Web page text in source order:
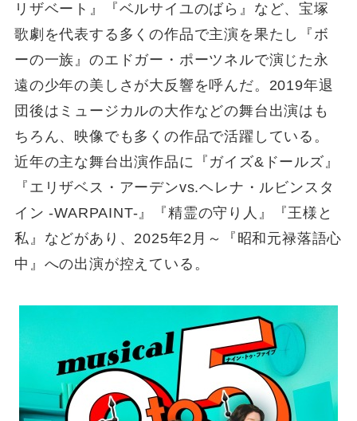
リザベート』『ベルサイユのばら』など、宝塚
歌劇を代表する多くの作品で主演を果たし『ボ
ーの一族』のエドガー・ポーツネルで演じた永
遠の少年の美しさが大反響を呼んだ。2019年退
団後はミュージカルの大作などの舞台出演はも
ちろん、映像でも多くの作品で活躍している。
近年の主な舞台出演作品に『ガイズ&ドールズ』
『エリザベス・アーデンvs.ヘレナ・ルビンスタ
イン -WARPAINT-』『精霊の守り人』『王様と
私』などがあり、2025年2月～『昭和元禄落語心
中』への出演が控えている。